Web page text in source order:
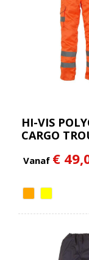
HI-VIS
CARGO
POCKETS
Vanaf €